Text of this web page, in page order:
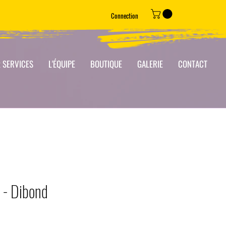
Connection
L'ÉQUIPE BOUTIQUE GALERIE CONTACT
Dibond